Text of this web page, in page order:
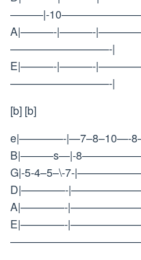
———|-
A|———-|———-
—————————-|
E|———-|———-
—————————-|
[b] [b]
e|————-|—7–8–10—-
B|———s—|-
G|-5-4–5–\-7-
D|————-
A|————-
E|————-